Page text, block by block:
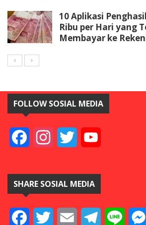
10 Aplikasi
Ribu per Hari yang
Membayar ke
FOLLOW SOSIAL MEDIA
FacebookInstagramTwitter
SHARE SOSIAL MEDIA
FacebookTwitter Email TelegramLine